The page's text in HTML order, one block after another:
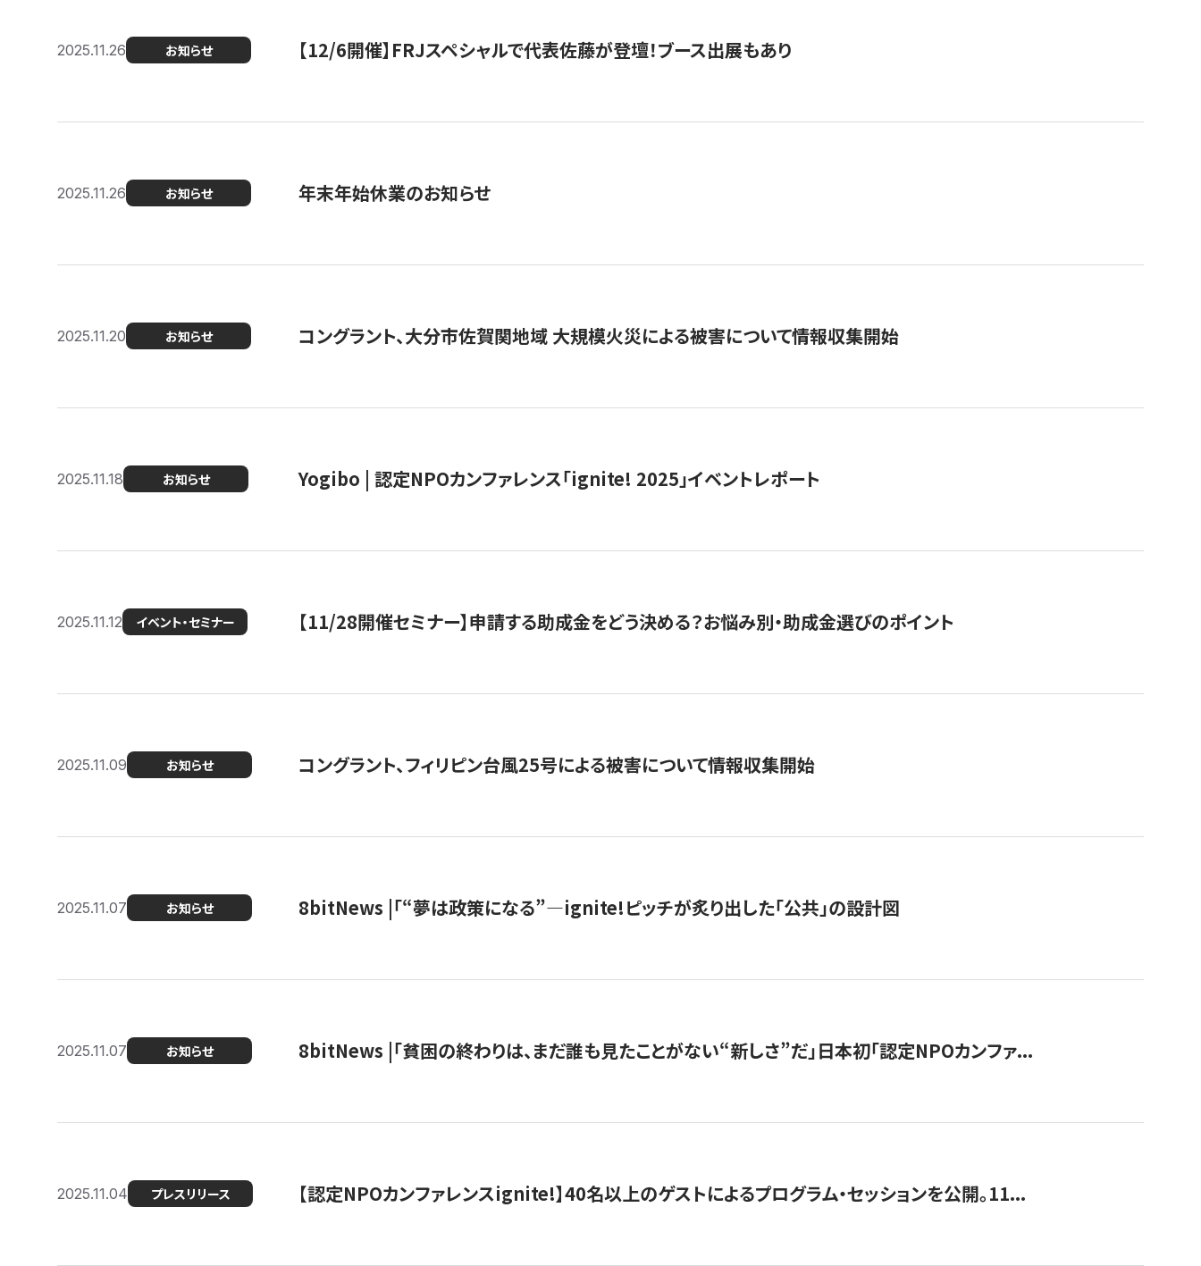
2025.11.26 お知らせ 【12/6開催】FRJスペシャルで代表佐藤が登壇！ブース出展もあり
2025.11.26 お知らせ 年末年始休業のお知らせ
2025.11.20 お知らせ コングラント、大分市佐賀関地域 大規模火災による被害について情報収集開始
2025.11.18 お知らせ Yogibo | 認定NPOカンファレンス「ignite! 2025」イベントレポート
2025.11.12 イベント・セミナー 【11/28開催セミナー】申請する助成金をどう決める？お悩み別・助成金選びのポイント
2025.11.09 お知らせ コングラント、フィリピン台風25号による被害について情報収集開始
2025.11.07 お知らせ 8bitNews |「“夢は政策になる”—ignite!ピッチが炙り出した「公共」の設計図
2025.11.07 お知らせ 8bitNews |「貧困の終わりは、まだ誰も見たことがない“新しさ”だ」日本初「認定NPOカンファ...
2025.11.04 プレスリリース 【認定NPOカンファレンスignite!】40名以上のゲストによるプログラム・セッションを公開。11...